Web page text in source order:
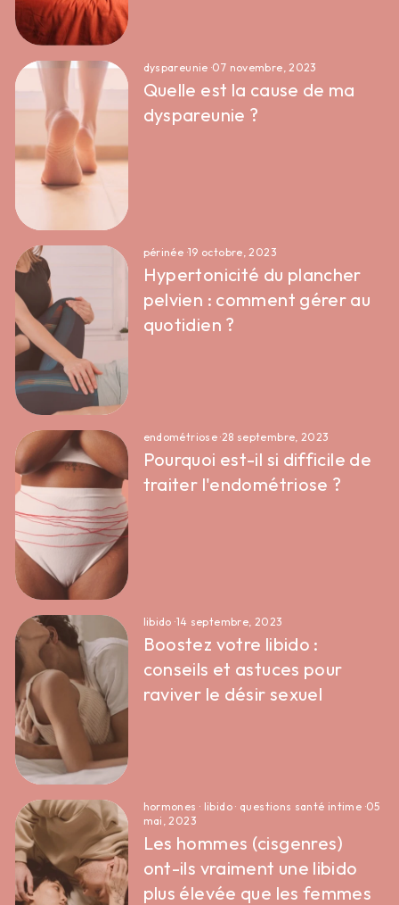
dyspareunie ·07 novembre, 2023
Quelle est la cause de ma
dyspareunie ?
périnée ·19 octobre, 2023
Hypertonicité du plancher
pelvien : comment gérer au
quotidien ?
endométriose ·28 septembre, 2023
Pourquoi est-il si difficile de
traiter l'endométriose ?
libido ·14 septembre, 2023
Boostez votre libido :
conseils et astuces pour
raviver le désir sexuel
hormones · libido· questions santé intime ·05
mai, 2023
Les hommes (cisgenres)
ont-ils vraiment une libido
plus élevée que les femmes